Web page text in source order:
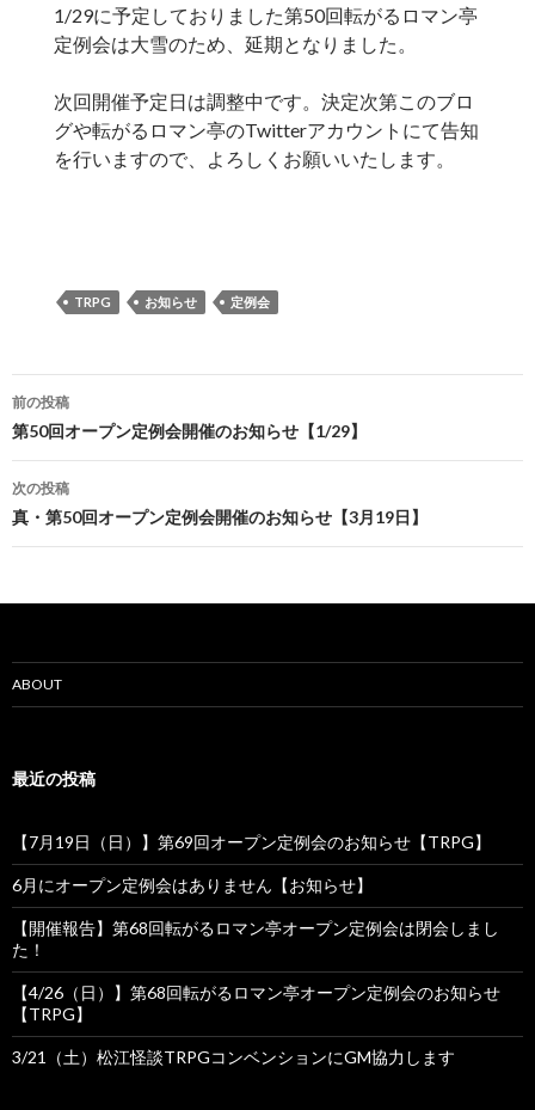
1/29に予定しておりました第50回転がるロマン亭
定例会は大雪のため、延期となりました。
次回開催予定日は調整中です。決定次第このブロ
グや転がるロマン亭のTwitterアカウントにて告知
を行いますので、よろしくお願いいたします。
TRPG お知らせ 定例会
投
稿
ナ
ビ
ー
ョ
前の投稿
第50回オープン定例会開催のお知らせ【1/29】
次の投稿
真・第50回オープン定例会開催のお知らせ【3月19日】
ABOUT
最近の投稿
【7月19日（日）】第69回オープン定例会のお知らせ【TRPG】
6月にオープン定例会はありません【お知らせ】
【開催報告】第68回転がるロマン亭オープン定例会は閉会しまし
た！
【4/26（日）】第68回転がるロマン亭オープン定例会のお知らせ
【TRPG】
3/21（土）松江怪談TRPGコンベンションにGM協力します